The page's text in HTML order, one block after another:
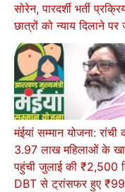
सोरेन, पारदर्शी भर्ती
छात्रों को न्याय दिलाने पर
मंईयां सम्मान योजना: रांची
3.97 लाख महिलाओं के
पहुंची जुलाई की ₹2,500
DBT से ट्रांसफर हुए